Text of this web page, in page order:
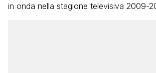
in onda nella stagione televisiva 2009-